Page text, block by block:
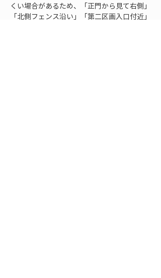
くい場合があるため、「正門から見て右側」
「北側フェンス沿い」「第二区画入口付近」